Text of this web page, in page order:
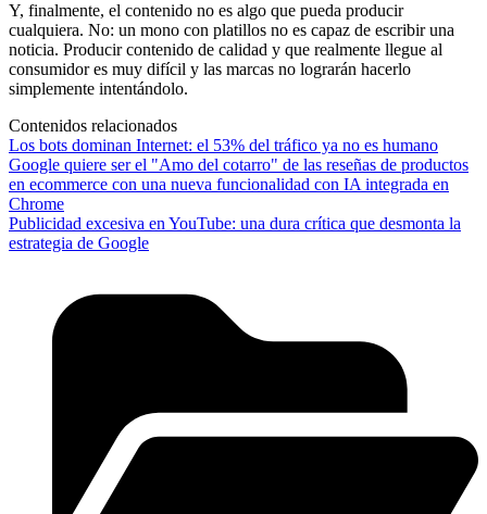
Y, finalmente, el contenido no es algo que pueda producir
cualquiera. No: un mono con platillos no es capaz de escribir una
noticia. Producir contenido de calidad y que realmente llegue al
consumidor es muy difícil y las marcas no lograrán hacerlo
simplemente intentándolo.
Contenidos relacionados
Los bots dominan Internet: el 53% del tráfico ya no es humano
Google quiere ser el "Amo del cotarro" de las reseñas de productos
en ecommerce con una nueva funcionalidad con IA integrada en
Chrome
Publicidad excesiva en YouTube: una dura crítica que desmonta la
estrategia de Google